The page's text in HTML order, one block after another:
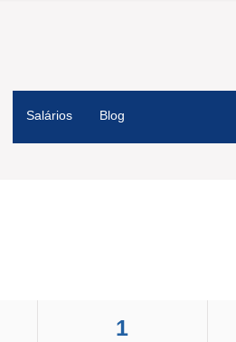
Salários Blog
1